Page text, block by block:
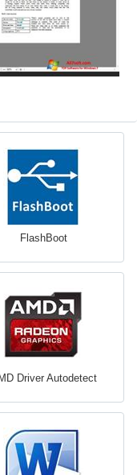
FlashBoot
Driver Autodetect